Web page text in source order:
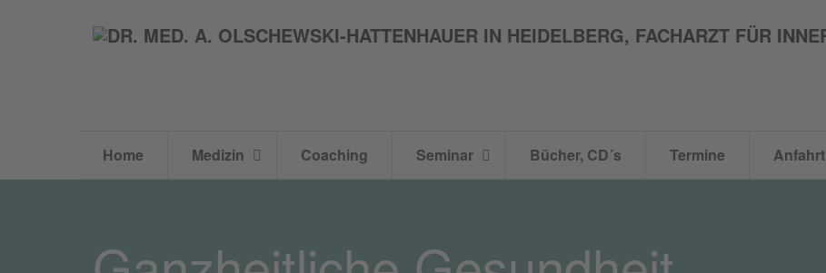
Home
Medizin Coaching Seminar Bücher, CD´s Termine Anfahrt